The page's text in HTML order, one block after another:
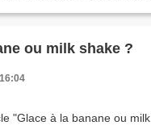
ou milk shake ?